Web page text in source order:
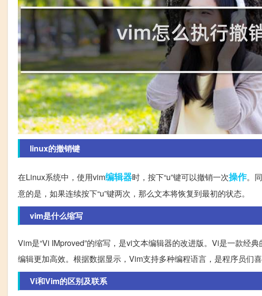
linux的撤销键
在Linux系统中，使用vim编辑器时，按下“u”键可以撤销一次操作。
意的是，如果连续按下“u”键两次，那么文本将恢复到最初的状态。
vim是什么缩写
Vim是“Vi IMproved”的缩写，是vi文本编辑器的改进版。Vi是一款经
编辑更加高效。根据数据显示，Vim支持多种编程语言，是程序员们喜
Vi和Vim的区别及联系